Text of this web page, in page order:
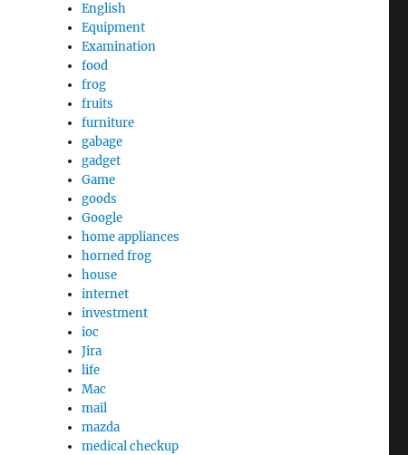
English
Equipment
Examination
food
frog
fruits
furniture
gabage
gadget
Game
goods
Google
home appliances
horned frog
house
internet
investment
ioc
Jira
life
Mac
mail
mazda
medical checkup